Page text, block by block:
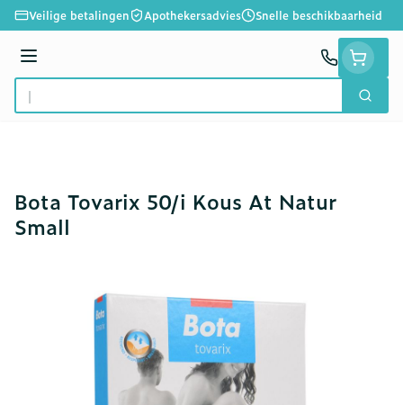
Ga naar de inhoud
Veilige betalingen Apothekersadvies Snelle beschikbaarheid
Menu
Product, merk, categorie...
Zoek
Bota Tovarix 50/i Kous At Natur
Small